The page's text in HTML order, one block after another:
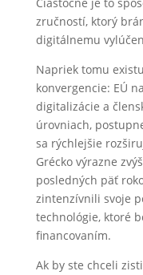
zručností, ktorý
digitálnemu
Napriek tomu
konvergencie: EÚ
digitalizácie a
úrovniach,
sa rýchlejšie
Grécko výrazne
posledných päť
zintenzívnili svoje
technológie, ktoré
financovaním.
Ak by ste chceli